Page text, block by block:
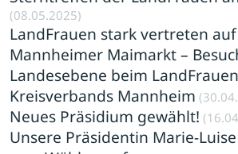
(08.05.2025)
LandFrauen stark vertreten
Mannheimer Maimarkt –
Landesebene beim
Kreisverbands Mannheim
Neues Präsidium gewählt!
Unsere Präsidentin Marie-